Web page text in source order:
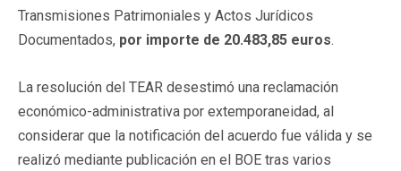
Transmisiones Patrimoniales y Actos Jurídicos
Documentados, por importe de 20.483,85 euros.
La resolución del TEAR desestimó una reclamación
económico-administrativa por extemporaneidad, al
considerar que la notificación del acuerdo fue válida y se
realizó mediante publicación en el BOE tras varios